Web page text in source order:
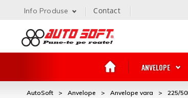
ANVELOPE
Info Produse Contact
AutoSoft > Anvelope > Anvelope vara > 225/